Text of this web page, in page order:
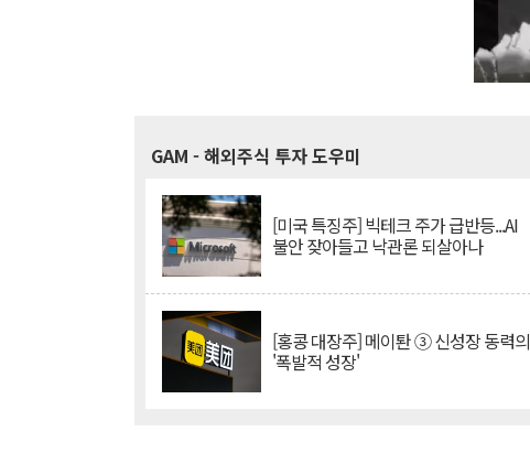
GAM - 해외주식 투자 도우미
[미국 특징주] 빅테크 주가 급반등...AI
불안 잦아들고 낙관론 되살아나
[홍콩 대장주] 메이퇀 ③ 신성장 동력의
'폭발적 성장'